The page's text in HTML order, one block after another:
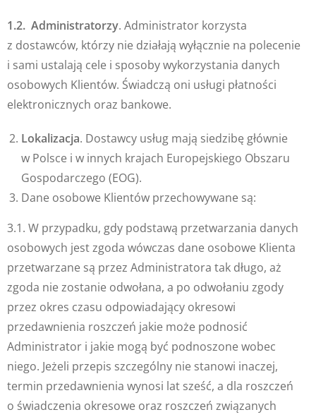
1.2. Administratorzy. Administrator korzysta
z dostawców, którzy nie działają wyłącznie na polecenie
i sami ustalają cele i sposoby wykorzystania danych
osobowych Klientów. Świadczą oni usługi płatności
elektronicznych oraz bankowe.
Lokalizacja. Dostawcy usług mają siedzibę głównie
w Polsce i w innych krajach Europejskiego Obszaru
Gospodarczego (EOG).
Dane osobowe Klientów przechowywane są:
3.1. W przypadku, gdy podstawą przetwarzania danych
osobowych jest zgoda wówczas dane osobowe Klienta
przetwarzane są przez Administratora tak długo, aż
zgoda nie zostanie odwołana, a po odwołaniu zgody
przez okres czasu odpowiadający okresowi
przedawnienia roszczeń jakie może podnosić
Administrator i jakie mogą być podnoszone wobec
niego. Jeżeli przepis szczególny nie stanowi inaczej,
termin przedawnienia wynosi lat sześć, a dla roszczeń
o świadczenia okresowe oraz roszczeń związanych